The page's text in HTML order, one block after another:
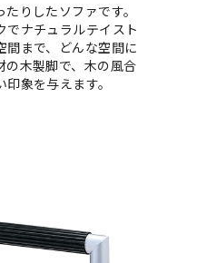
りしたソファです。
でナチュラルテイスト
間まで、どんな空間に
の木製脚で、木の風合
象を与えます。